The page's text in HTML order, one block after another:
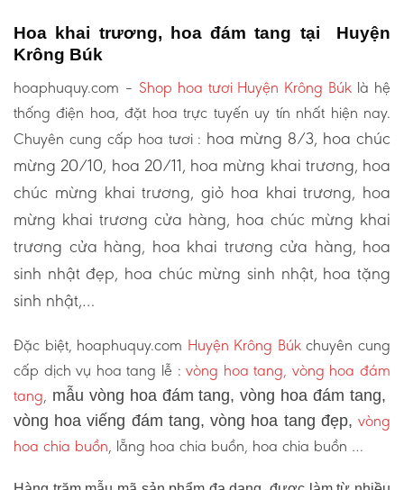
Hoa khai trương, hoa đám tang tại Huyện
Krông Búk
hoaphuquy.com – Shop hoa tươi Huyện Krông Búk là hệ
thống điện hoa, đặt hoa trực tuyến uy tín nhất hiện nay.
Chuyên cung cấp hoa tươi : hoa mừng 8/3, hoa chúc
mừng 20/10, hoa 20/11, hoa mừng khai trương, hoa
chúc mừng khai trương, giỏ hoa khai trương, hoa
mừng khai trương cửa hàng, hoa chúc mừng khai
trương cửa hàng, hoa khai trương cửa hàng, hoa
sinh nhật đẹp, hoa chúc mừng sinh nhật, hoa tặng
sinh nhật,…
Đặc biệt, hoaphuquy.com Huyện Krông Búkchuyên cung
cấp dịch vụ hoa tang lễ :vòng hoa tang, vòng hoa đám
tang, mẫu vòng hoa đám tang, vòng hoa đám tang,
vòng hoa viếng đám tang, vòng hoa tang đẹp, vòng
hoa chia buồn, lẵng hoa chia buồn, hoa chia buồn …